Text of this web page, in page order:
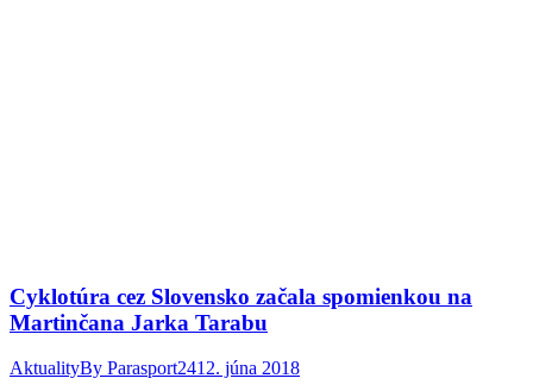
Cyklotúra cez Slovensko začala spomienkou na
Martinčana Jarka Tarabu
AktualityBy Parasport2412. júna 2018